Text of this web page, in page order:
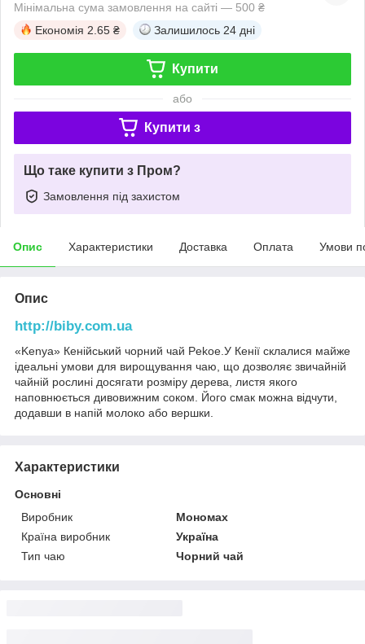
Мінімальна сума замовлення на сайті — 500 ₴
Економія 2.65 ₴ Залишилось 24 дні
Купити
або
Купити з
Що таке купити з Пром?
Замовлення під захистом
Опис Характеристики Доставка Оплата Умови
Опис
http://biby.com.ua
«Kenya» Кенійський чорний чай Pekoe.У Кенії склалися майже
ідеальні умови для вирощування чаю, що дозволяє звичайній
чайній рослині досягати розміру дерева, листя якого
наповнюється дивовижним соком. Його смак можна відчути,
додавши в напій молоко або вершки.
Характеристики
Основні
Виробник
Мономах
Країна виробник
Україна
Тип чаю
Чорний чай